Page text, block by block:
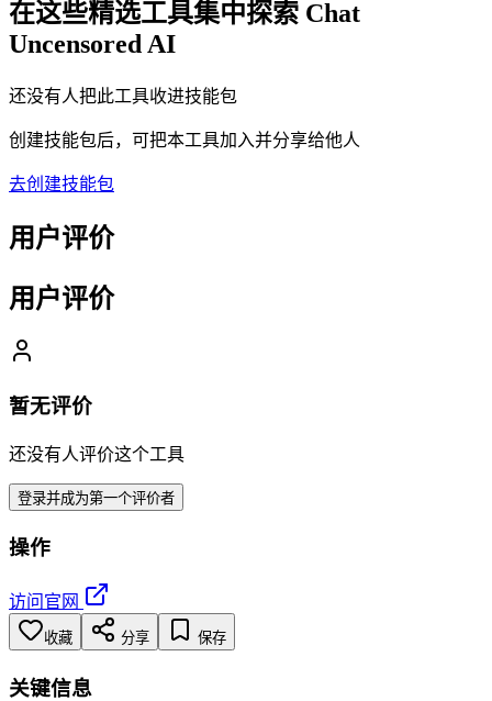
在这些精选工具集中探索 Chat
Uncensored AI
还没有人把此工具收进技能包
创建技能包后，可把本工具加入并分享给他人
去创建技能包
用户评价
用户评价
暂无评价
还没有人评价这个工具
登录并成为第一个评价者
操作
访问官网
收藏 分享 保存
关键信息